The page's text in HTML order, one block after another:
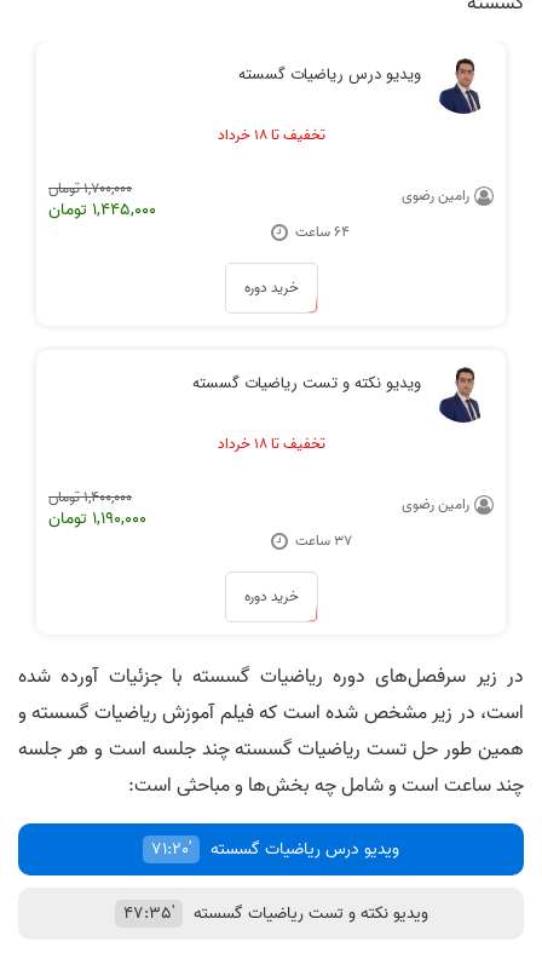
همه دروس عالی تدریس شده بودند
فیلم ها با بیان شیوا و بدون ابهام بود
نظر رتبه 11 کنکور 1400 فیلم‌ها بی‌نیازم کرد
فیلم‌ درس و تست کافیست
ویدیو درس ریاضیات گسسته
تخفیف تا ۱۸ خرداد
1,700,000 تومان
1,445,000 تومان
رامین رضوی
64 ساعت
خرید دوره
ویدیو نکته و تست ریاضیات گسسته
تخفیف تا ۱۸ خرداد
1,400,000 تومان
1,190,000 تومان
رامین رضوی
۳۷ ساعت
خرید دوره
در زیر سرفصل‌های دوره ریاضیات گسسته با جزئیات آورده شده
است، در زیر مشخص شده است که فیلم آموزش ریاضیات گسسته و
همین طور حل تست ریاضیات گسسته چند جلسه است و هر جلسه
چند ساعت است و شامل چه بخش‌ها و مباحثی است:
ویدیو درس ریاضیات گسسته 71:20'
ویدیو نکته و تست ریاضیات گسسته 47:35'